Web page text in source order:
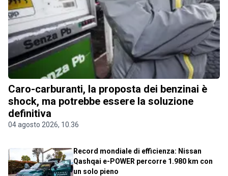
Caro-carburanti, la proposta dei benzinai è
shock, ma potrebbe essere la soluzione
definitiva
04 agosto 2026, 10.36
Record mondiale di efficienza: Nissan
Qashqai e-POWER percorre 1.980 km con
un solo pieno